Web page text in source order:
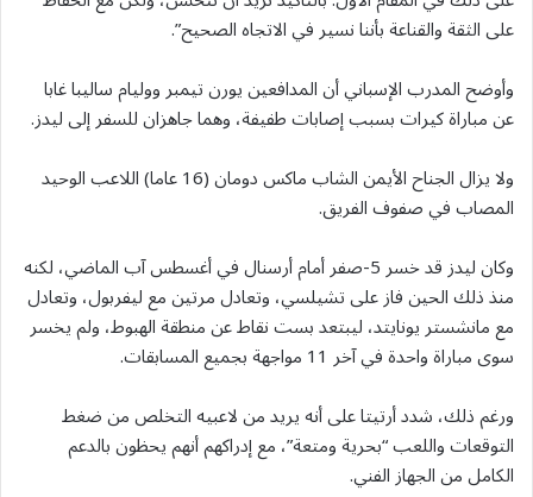
على الثقة والقناعة بأننا نسير في الاتجاه الصحيح”.
وأوضح المدرب الإسباني أن المدافعين يورن تيمبر ووليام ساليبا غابا
عن ​مباراة كيرات بسبب إصابات طفيفة، وهما جاهزان للسفر إلى ليدز.
ولا يزال الجناح الأيمن الشاب ماكس دومان (⁠16 عاما) اللاعب الوحيد
المصاب في صفوف الفريق.
وكان ليدز قد خسر 5-صفر أمام أرسنال في أغسطس آب الماضي، لكنه
منذ ذلك الحين فاز على تشيلسي، وتعادل مرتين مع ليفربول، وتعادل
مع مانشستر يونايتد، ليبتعد بست نقاط عن منطقة الهبوط، ولم يخسر
سوى مباراة واحدة في آخر 11 مواجهة بجميع المسابقات.
ورغم ذلك، شدد أرتيتا على أنه يريد من لاعبيه التخلص من ضغط
التوقعات واللعب “بحرية ومتعة”، مع إدراكهم أنهم يحظون بالدعم
الكامل من الجهاز الفني.